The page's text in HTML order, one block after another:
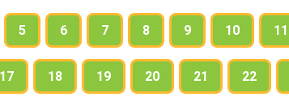
5 6 7 8 9 10 11
17 18 19 20 21 22